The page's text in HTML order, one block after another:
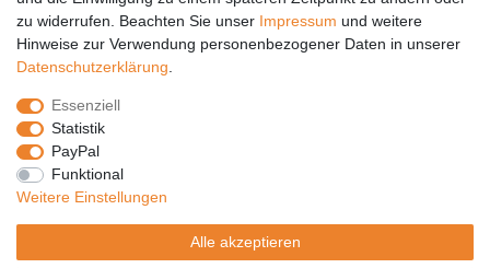
PaketPLUS
SPONSORING
Malchower SV 90
Malchower Wölfe
ZERTIFIKATE
Händlerbund
Trusted Shops
zu widerrufen. Beachten Sie unser Impressum und weitere
Hinweise zur Verwendung personenbezogener Daten in unserer
Daten­schutz­erklärung
Essenziell
Statistik
PayPal
Funktional
Weitere Einstellungen
Alle akzeptieren